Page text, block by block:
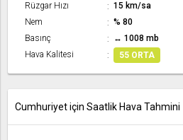
Rüzgar Hızı
15 km/sa
Nem
% 80
Basınç
↔ 1008 mb
Hava Kalitesi
55 ORTA
Cumhuriyet için Saatlik Hava Tahmini